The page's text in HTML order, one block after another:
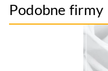
Podobne firmy